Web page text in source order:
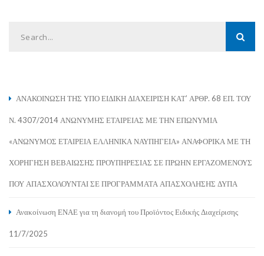
ΑΝΑΚΟΙΝΩΣΗ ΤΗΣ ΥΠΟ ΕΙΔΙΚΗ ΔΙΑΧΕΙΡΙΣΗ ΚΑΤ’ ΑΡΘΡ. 68 ΕΠ. ΤΟΥ
Ν. 4307/2014 ΑΝΩΝΥΜΗΣ ΕΤΑΙΡΕΙΑΣ ΜΕ ΤΗΝ ΕΠΩΝΥΜΙΑ
«ΑΝΩΝΥΜΟΣ ΕΤΑΙΡΕΙΑ ΕΛΛΗΝΙΚΑ ΝΑΥΠΗΓΕΙΑ» ΑΝΑΦΟΡΙΚΑ ΜΕ ΤΗ
ΧΟΡΗΓΗΣΗ ΒΕΒΑΙΩΣΗΣ ΠΡΟΥΠΗΡΕΣΙΑΣ ΣΕ ΠΡΩΗΝ ΕΡΓΑΖΟΜΕΝΟΥΣ
ΠΟΥ ΑΠΑΣΧΟΛΟΥΝΤΑΙ ΣΕ ΠΡΟΓΡΑΜΜΑΤΑ ΑΠΑΣΧΟΛΗΣΗΣ ΔΥΠΑ
Ανακοίνωση ΕΝΑΕ για τη διανομή του Προϊόντος Ειδικής Διαχείρισης
11/7/2025